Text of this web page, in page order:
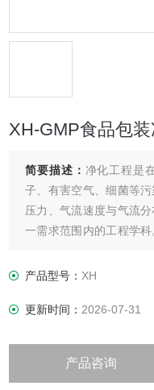
XH-GMP食品包
简要描述： 净化工程是
子、有害空气、细菌等
压力、气流速度与气流
一需求范围内的工程学
净度、温湿度及压力等性
产品型号：XH
更新时间：2026-07-31
产品咨询